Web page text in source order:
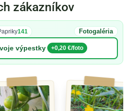
zákazníkov
141
výpestky +0,20 €/foto
Fotogaléria